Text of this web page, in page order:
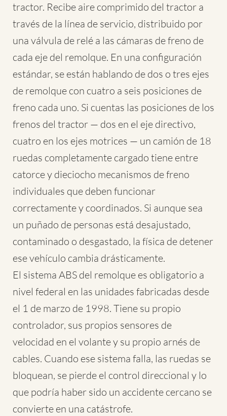
tractor. Recibe aire comprimido del tractor a
través de la línea de servicio, distribuido por
una válvula de relé a las cámaras de freno de
cada eje del remolque. En una configuración
estándar, se están hablando de dos o tres ejes
de remolque con cuatro a seis posiciones de
freno cada uno. Si cuentas las posiciones de los
frenos del tractor — dos en el eje directivo,
cuatro en los ejes motrices — un camión de 18
ruedas completamente cargado tiene entre
catorce y dieciocho mecanismos de freno
individuales que deben funcionar
correctamente y coordinados. Si aunque sea
un puñado de personas está desajustado,
contaminado o desgastado, la física de detener
ese vehículo cambia drásticamente.
El sistema ABS del remolque es obligatorio a
nivel federal en las unidades fabricadas desde
el 1 de marzo de 1998. Tiene su propio
controlador, sus propios sensores de
velocidad en el volante y su propio arnés de
cables. Cuando ese sistema falla, las ruedas se
bloquean, se pierde el control direccional y lo
que podría haber sido un accidente cercano se
convierte en una catástrofe.